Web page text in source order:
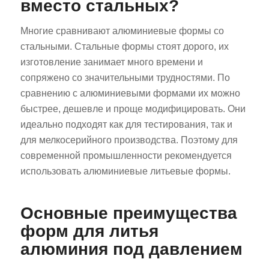
вместо стальных?
Многие сравнивают алюминиевые формы со
стальными. Стальные формы стоят дорого, их
изготовление занимает много времени и
сопряжено со значительными трудностями. По
сравнению с алюминиевыми формами их можно
быстрее, дешевле и проще модифицировать. Они
идеально подходят как для тестирования, так и
для мелкосерийного производства. Поэтому для
современной промышленности рекомендуется
использовать алюминиевые литьевые формы.
Основные преимущества
форм для литья
алюминия под давлением